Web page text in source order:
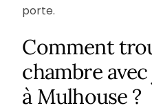
porte.
Comment
chambre
à Mulhouse ?